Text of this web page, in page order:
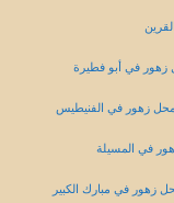
زهور في أبو فطيرة
محل زهور في الفنيطيس
في المسيلة
زهور في مبارك الكبير